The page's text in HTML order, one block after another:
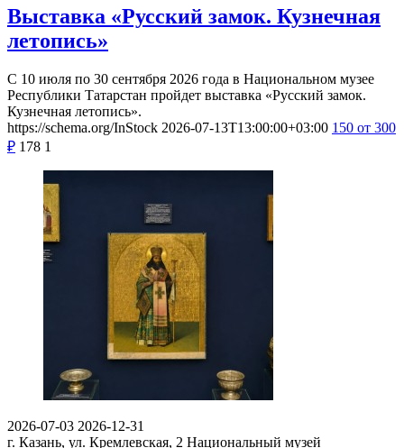
Выставка «Русский замок. Кузнечная
летопись»
С 10 июля по 30 сентября 2026 года в Национальном музее
Республики Татарстан пройдет выставка «Русский замок.
Кузнечная летопись».
https://schema.org/InStock 2026-07-13T13:00:00+03:00 150 от 300
₽ 178 1
2026-07-03 2026-12-31
г. Казань, ул. Кремлевская, 2 Национальный музей